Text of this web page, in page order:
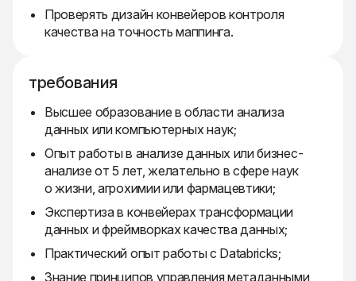
Проверять дизайн конвейеров контроля
качества на точность маппинга.
требования
Высшее образование в области анализа
данных или компьютерных наук;
Опыт работы в анализе данных или бизнес-
анализе от 5 лет, желательно в сфере наук
о жизни, агрохимии или фармацевтики;
Экспертиза в конвейерах трансформации
данных и фреймворках качества данных;
Практический опыт работы с Databricks;
Знание принципов управления метаданными